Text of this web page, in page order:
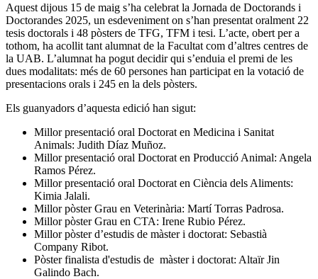
Aquest dijous 15 de maig s’ha celebrat la Jornada de Doctorands i
Doctorandes 2025, un esdeveniment on s’han presentat oralment 22
tesis doctorals i 48 pòsters de TFG, TFM i tesi. L’acte, obert per a
tothom, ha acollit tant alumnat de la Facultat com d’altres centres de
la UAB. L’alumnat ha pogut decidir qui s’enduia el premi de les
dues modalitats: més de 60 persones han participat en la votació de
presentacions orals i 245 en la dels pòsters.
Els guanyadors d’aquesta edició han sigut:
Millor presentació oral Doctorat en Medicina i Sanitat
Animals: Judith Díaz Muñoz.
Millor presentació oral Doctorat en Producció Animal: Angela
Ramos Pérez.
Millor presentació oral Doctorat en Ciència dels Aliments:
Kimia Jalali.
Millor pòster Grau en Veterinària: Martí Torras Padrosa.
Millor pòster Grau en CTA: Irene Rubio Pérez.
Millor pòster d’estudis de màster i doctorat: Sebastià
Company Ribot.
Pòster finalista d'estudis de màster i doctorat: Altaïr Jin
Galindo Bach.